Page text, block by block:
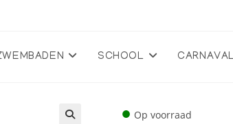
SCHOOL CARNAVAL
● Op voorraad